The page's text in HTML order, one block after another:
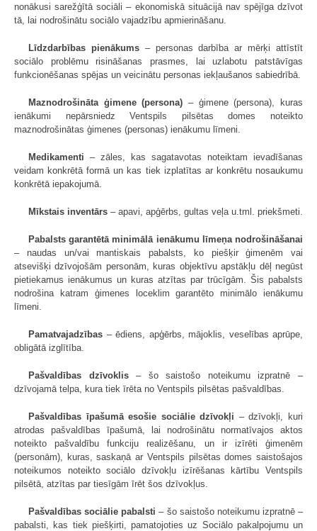
nonākusi sarežģītā sociāli – ekonomiskā situācijā nav spējīga dzīvot
tā, lai nodrošinātu sociālo vajadzību apmierināšanu.
Līdzdarbības pienākums– personas darbība ar mērķi attīstīt
sociālo problēmu risināšanas prasmes, lai uzlabotu patstāvīgas
funkcionēšanas spējas un veicinātu personas iekļaušanos sabiedrībā.
Maznodrošināta ģimene (persona) – ģimene (persona), kuras
ienākumi nepārsniedz Ventspils pilsētas domes noteikto
maznodrošinātas ģimenes (personas) ienākumu līmeni.
Medikamenti – zāles, kas sagatavotas noteiktam ievadīšanas
veidam konkrētā formā un kas tiek izplatītas ar konkrētu nosaukumu
konkrētā iepakojumā.
Mīkstais inventārs – apavi, apģērbs, gultas veļa u.tml. priekšmeti.
Pabalsts garantētā minimālā ienākumu līmeņa nodrošināšanai
– naudas un/vai mantiskais pabalsts, ko piešķir ģimenēm vai
atsevišķi dzīvojošām personām, kuras objektīvu apstākļu dēļ negūst
pietiekamus ienākumus un kuras atzītas par trūcīgām. Šis pabalsts
nodrošina katram ģimenes loceklim garantēto minimālo ienākumu
līmeni.
Pamatvajadzības – ēdiens, apģērbs, mājoklis, veselības aprūpe,
obligātā izglītība.
Pašvaldības dzīvoklis– šo saistošo noteikumu izpratnē –
dzīvojamā telpa, kura tiek īrēta no Ventspils pilsētas pašvaldības.
Pašvaldības īpašumā esošie sociālie dzīvokļi – dzīvokļi, kuri
atrodas pašvaldības īpašumā, lai nodrošinātu normatīvajos aktos
noteikto pašvaldību funkciju realizēšanu, un ir izīrēti ģimenēm
(personām), kuras, saskaņā ar Ventspils pilsētas domes saistošajos
noteikumos noteikto sociālo dzīvokļu izīrēšanas kārtību Ventspils
pilsētā, atzītas par tiesīgām īrēt šos dzīvokļus.
Pašvaldības sociālie pabalsti – šo saistošo noteikumu izpratnē –
pabalsti, kas tiek piešķirti, pamatojoties uz Sociālo pakalpojumu un